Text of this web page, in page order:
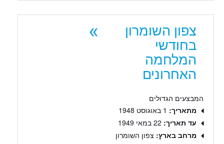
צפון השומרון
בחודשי
המלחמה
האחרונים
המבצעים הגדולים
מתאריך: 1 באוגוסט 1948
עד תאריך: 22 במאי 1949
מרחב בארץ: צפון השומרון